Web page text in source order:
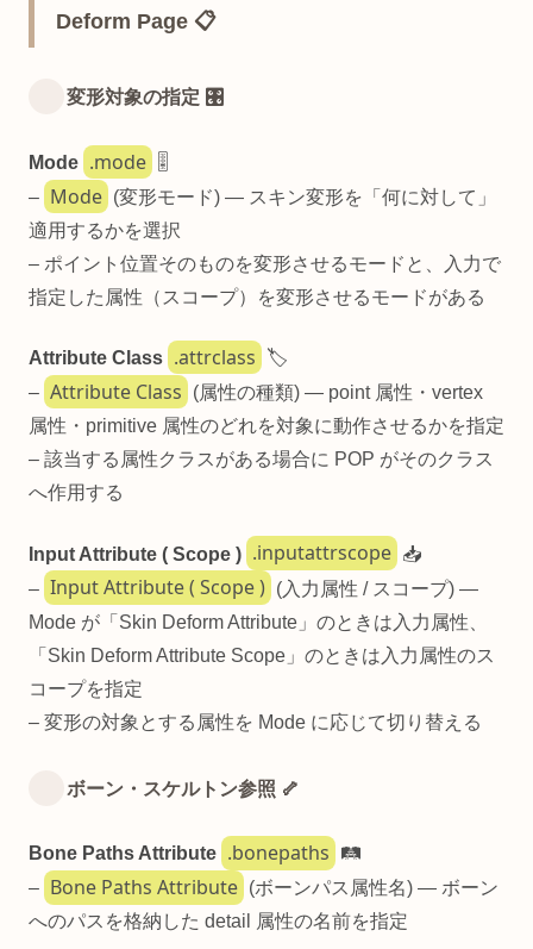
Deform Page 📋
変形対象の指定 🎛️
Mode .mode
🎚️
– Mode
(変形モード) — スキン変形を「何に対して」
適用するかを選択
– ポイント位置そのものを変形させるモードと、入力で
指定した属性（スコープ）を変形させるモードがある
Attribute Class .attrclass
🏷️
– Attribute Class
(属性の種類) — point 属性・vertex
属性・primitive 属性のどれを対象に動作させるかを指定
– 該当する属性クラスがある場合に POP がそのクラス
へ作用する
Input Attribute ( Scope ) .inputattrscope
📥
– Input Attribute ( Scope )
(入力属性 / スコープ) —
Mode が「Skin Deform Attribute」のときは入力属性、
「Skin Deform Attribute Scope」のときは入力属性のス
コープを指定
– 変形の対象とする属性を Mode に応じて切り替える
ボーン・スケルトン参照 🦴
Bone Paths Attribute .bonepaths
🛤️
– Bone Paths Attribute
(ボーンパス属性名) — ボーン
へのパスを格納した detail 属性の名前を指定